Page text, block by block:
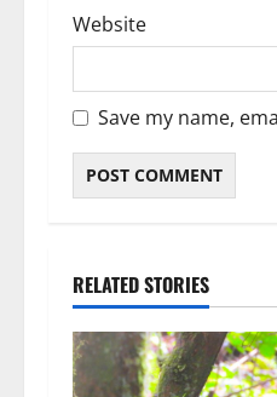
Website
Save my name,
RELATED STORIES